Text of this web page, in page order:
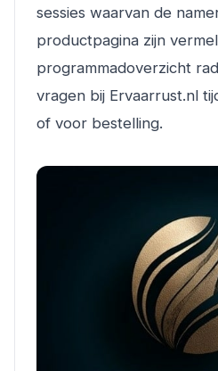
sessies waarvan de
productpagina zijn
programmadoverzicht
vragen bij Ervaarrust.nl
of voor bestelling.